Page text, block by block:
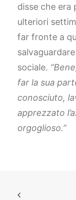
disse che era
ulteriori
far fronte a
sociale.
far la sua
conosciuto,
apprezzato
orgoglioso.”